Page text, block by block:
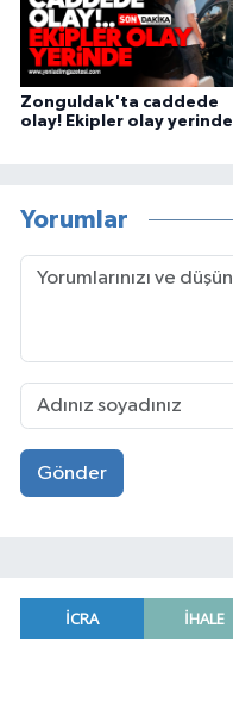
Zonguldak'ta caddede
olay! Ekipler olay yerinde
Yorumlar
Gönder